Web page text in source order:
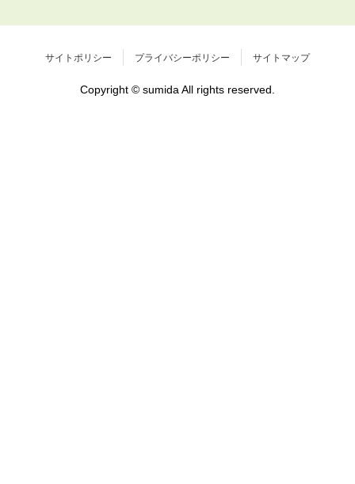
サイトポリシー プライバシーポリシー サイトマップ
Copyright © sumida All rights reserved.